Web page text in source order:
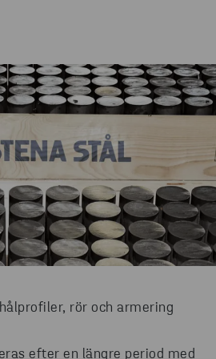
rör och armering
efter en längre period med